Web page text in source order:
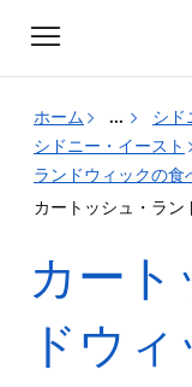
Toggle
navigation
ホーム ...
シド
シドニー・イースト
ランドウィックの食
カート
ドウィ